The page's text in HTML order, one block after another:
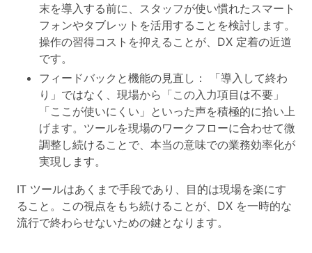
末を導入する前に、スタッフが使い慣れたスマート
フォンやタブレットを活用することを検討します。
操作の習得コストを抑えることが、DX 定着の近道
です。
フィードバックと機能の見直し ： 「導入して終わ
り」ではなく、現場から「この入力項目は不要」
「ここが使いにくい」といった声を積極的に拾い上
げます。ツールを現場のワークフローに合わせて微
調整し続けることで、本当の意味での業務効率化が
実現します。
IT ツールはあくまで手段であり、目的は現場を楽にす
ること。この視点をもち続けることが、DX を一時的な
流行で終わらせないための鍵となります。